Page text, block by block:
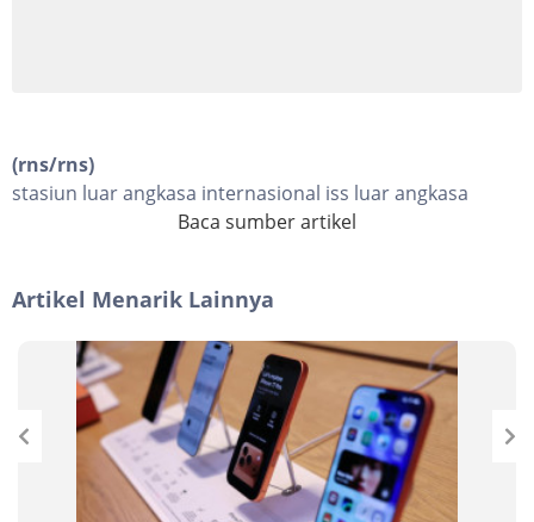
(rns/rns)
stasiun luar angkasa internasional iss luar angkasa
Baca sumber artikel
Artikel Menarik Lainnya